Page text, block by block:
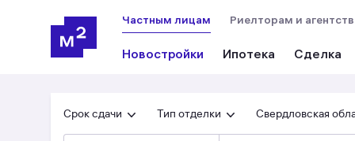
Частным лицам
Новостройки Ипотека Сделка
Риелторам и
Срок сдачи Тип отделки Свердловская